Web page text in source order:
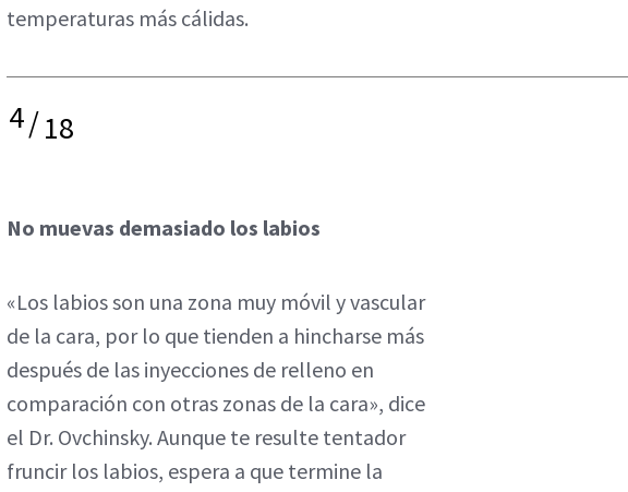
temperaturas más cálidas.
4/18
No muevas demasiado los labios
«Los labios son una zona muy móvil y vascular
de la cara, por lo que tienden a hincharse más
después de las inyecciones de relleno en
comparación con otras zonas de la cara», dice
el Dr. Ovchinsky. Aunque te resulte tentador
fruncir los labios, espera a que termine la